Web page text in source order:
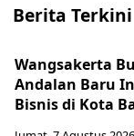
Berita Terkini
Wangsakerta
Andalan Baru
Bisnis di Kota